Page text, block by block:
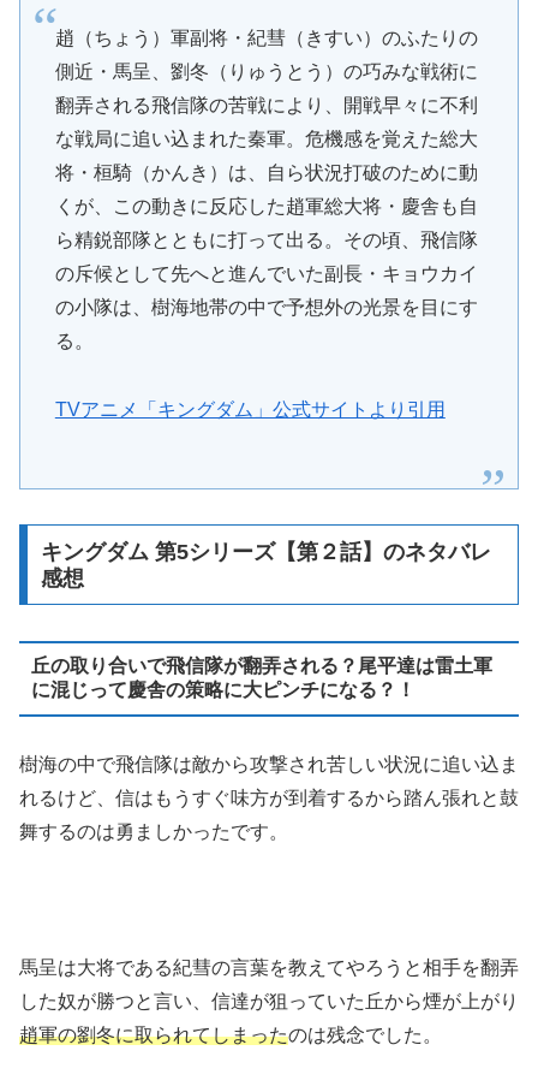
趙（ちょう）軍副将・紀彗（きすい）のふたりの
側近・馬呈、劉冬（りゅうとう）の巧みな戦術に
翻弄される飛信隊の苦戦により、開戦早々に不利
な戦局に追い込まれた秦軍。危機感を覚えた総大
将・桓騎（かんき）は、自ら状況打破のために動
くが、この動きに反応した趙軍総大将・慶舎も自
ら精鋭部隊とともに打って出る。その頃、飛信隊
の斥候として先へと進んでいた副長・キョウカイ
の小隊は、樹海地帯の中で予想外の光景を目にす
る。
TVアニメ「キングダム」公式サイトより引用
キングダム 第5シリーズ【第２話】のネタバレ
感想
丘の取り合いで飛信隊が翻弄される？尾平達は雷土軍
に混じって慶舎の策略に大ピンチになる？！
樹海の中で飛信隊は敵から攻撃され苦しい状況に追い込ま
れるけど、信はもうすぐ味方が到着するから踏ん張れと鼓
舞するのは勇ましかったです。
馬呈は大将である紀彗の言葉を教えてやろうと相手を翻弄
した奴が勝つと言い、信達が狙っていた丘から煙が上がり
趙軍の劉冬に取られてしまったのは残念でした。